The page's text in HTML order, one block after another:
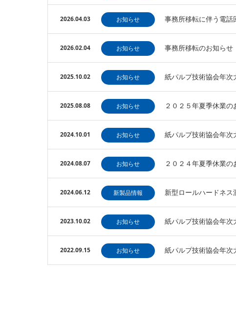
2026.04.03 お知らせ 事務所移転に伴う電
2026.02.04 お知らせ 事務所移転のお知らせ
2025.10.02 お知らせ 紙パルプ技術協会年次
2025.08.08 お知らせ ２０２５年夏季休業の
2024.10.01 お知らせ 紙パルプ技術協会年次
2024.08.07 お知らせ ２０２４年夏季休業の
2024.06.12 新製品情報 新型ロールハードネス
2023.10.02 お知らせ 紙パルプ技術協会年次
2022.09.15 お知らせ 紙パルプ技術協会年次